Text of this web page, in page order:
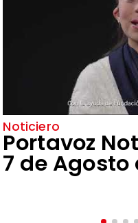
Noticiero
Portavoz
7 de Agosto